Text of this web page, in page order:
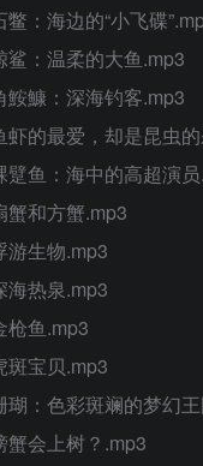
鳖：海边的“小飞碟
鲨：温柔的大鱼.mp3
鮟鱇：深海钓客.mp3
虾的最爱，却是昆虫
躄鱼：海中的高超演
蟹和方蟹.mp3
游生物.mp3
海热泉.mp3
枪鱼.mp3
斑宝贝.mp3
瑚：色彩斑斓的梦幻
蟹会上树？.mp3